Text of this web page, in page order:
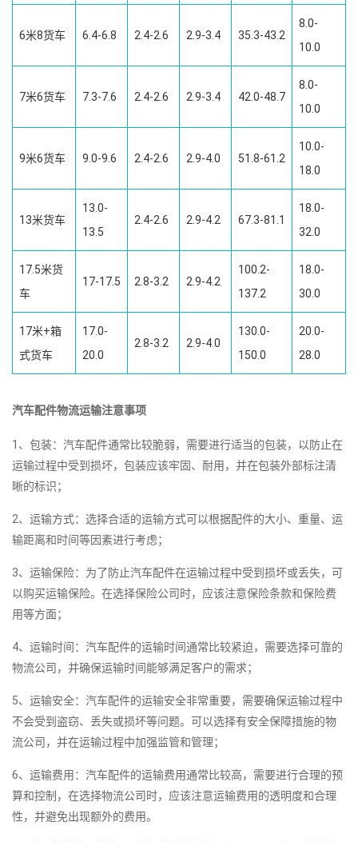
6米8货车 6.4-6.8 2.4-2.6 2.9-3.4 35.3-43.2
8.0-
10.0
7米6货车 7.3-7.6 2.4-2.6 2.9-3.4 42.0-48.7
8.0-
10.0
9米6货车 9.0-9.6 2.4-2.6 2.9-4.0 51.8-61.2
10.0-
18.0
13米货车
13.0-
13.5
2.4-2.6 2.9-4.2 67.3-81.1
18.0-
32.0
17.5米货
车
17-17.5 2.8-3.2 2.9-4.2
100.2-
137.2
18.0-
30.0
17米+箱
式货车
17.0-
20.0
2.8-3.2 2.9-4.0
130.0-
150.0
20.0-
28.0
汽车配件物流运输注意事项
1、包装：汽车配件通常比较脆弱，需要进行适当的包装，以防止在
运输过程中受到损坏，包装应该牢固、耐用，并在包装外部标注清
晰的标识；
2、运输方式：选择合适的运输方式可以根据配件的大小、重量、运
输距离和时间等因素进行考虑；
3、运输保险：为了防止汽车配件在运输过程中受到损坏或丢失，可
以购买运输保险。在选择保险公司时，应该注意保险条款和保险费
用等方面；
4、运输时间：汽车配件的运输时间通常比较紧迫，需要选择可靠的
物流公司，并确保运输时间能够满足客户的需求；
5、运输安全：汽车配件的运输安全非常重要，需要确保运输过程中
不会受到盗窃、丢失或损坏等问题。可以选择有安全保障措施的物
流公司，并在运输过程中加强监管和管理；
6、运输费用：汽车配件的运输费用通常比较高，需要进行合理的预
算和控制，在选择物流公司时，应该注意运输费用的透明度和合理
性，并避免出现额外的费用。